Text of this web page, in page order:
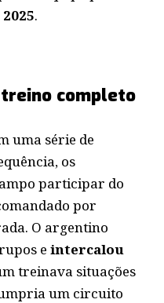
.
treino completo
uma série de
os
participar do
por
O argentino
e intercalou
treinava situações
um circuito